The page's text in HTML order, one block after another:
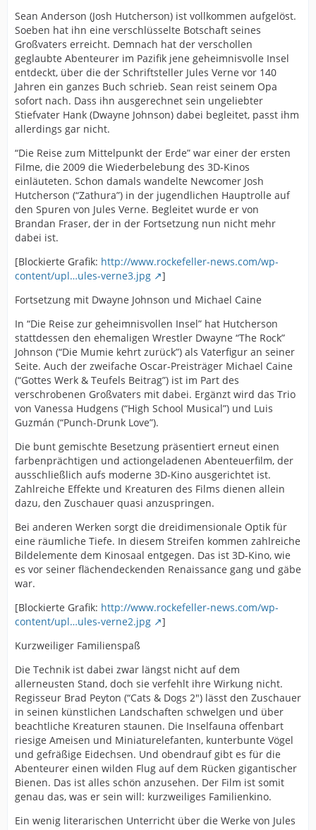
Sean Anderson (Josh Hutcherson) ist vollkommen aufgelöst.
Soeben hat ihn eine verschlüsselte Botschaft seines
Großvaters erreicht. Demnach hat der verschollen
geglaubte Abenteurer im Pazifik jene geheimnisvolle Insel
entdeckt, über die der Schriftsteller Jules Verne vor 140
Jahren ein ganzes Buch schrieb. Sean reist seinem Opa
sofort nach. Dass ihn ausgerechnet sein ungeliebter
Stiefvater Hank (Dwayne Johnson) dabei begleitet, passt ihm
allerdings gar nicht.
“Die Reise zum Mittelpunkt der Erde” war einer der ersten
Filme, die 2009 die Wiederbelebung des 3D-Kinos
einläuteten. Schon damals wandelte Newcomer Josh
Hutcherson (“Zathura”) in der jugendlichen Hauptrolle auf
den Spuren von Jules Verne. Begleitet wurde er von
Brandan Fraser, der in der Fortsetzung nun nicht mehr
dabei ist.
[Blockierte Grafik: http://www.rockefeller-news.com/wp-
content/upl…ules-verne3.jpg
]
Fortsetzung mit Dwayne Johnson und Michael Caine
In “Die Reise zur geheimnisvollen Insel” hat Hutcherson
stattdessen den ehemaligen Wrestler Dwayne “The Rock”
Johnson (“Die Mumie kehrt zurück”) als Vaterfigur an seiner
Seite. Auch der zweifache Oscar-Preisträger Michael Caine
(“Gottes Werk & Teufels Beitrag”) ist im Part des
verschrobenen Großvaters mit dabei. Ergänzt wird das Trio
von Vanessa Hudgens (“High School Musical”) und Luis
Guzmán (“Punch-Drunk Love”).
Die bunt gemischte Besetzung präsentiert erneut einen
farbenprächtigen und actiongeladenen Abenteuerfilm, der
ausschließlich aufs moderne 3D-Kino ausgerichtet ist.
Zahlreiche Effekte und Kreaturen des Films dienen allein
dazu, den Zuschauer quasi anzuspringen.
Bei anderen Werken sorgt die dreidimensionale Optik für
eine räumliche Tiefe. In diesem Streifen kommen zahlreiche
Bildelemente dem Kinosaal entgegen. Das ist 3D-Kino, wie
es vor seiner flächendeckenden Renaissance gang und gäbe
war.
[Blockierte Grafik: http://www.rockefeller-news.com/wp-
content/upl…ules-verne2.jpg
]
Kurzweiliger Familienspaß
Die Technik ist dabei zwar längst nicht auf dem
allerneusten Stand, doch sie verfehlt ihre Wirkung nicht.
Regisseur Brad Peyton (“Cats & Dogs 2″) lässt den Zuschauer
in seinen künstlichen Landschaften schwelgen und über
beachtliche Kreaturen staunen. Die Inselfauna offenbart
riesige Ameisen und Miniaturelefanten, kunterbunte Vögel
und gefräßige Eidechsen. Und obendrauf gibt es für die
Abenteurer einen wilden Flug auf dem Rücken gigantischer
Bienen. Das ist alles schön anzusehen. Der Film ist somit
genau das, was er sein will: kurzweiliges Familienkino.
Ein wenig literarischen Unterricht über die Werke von Jules